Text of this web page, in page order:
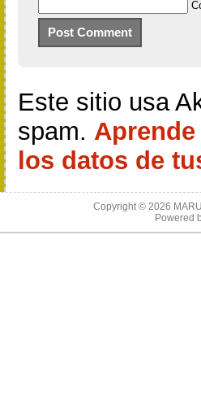
Este sitio usa
spam.
los datos de
Copyright © 2026
Powered